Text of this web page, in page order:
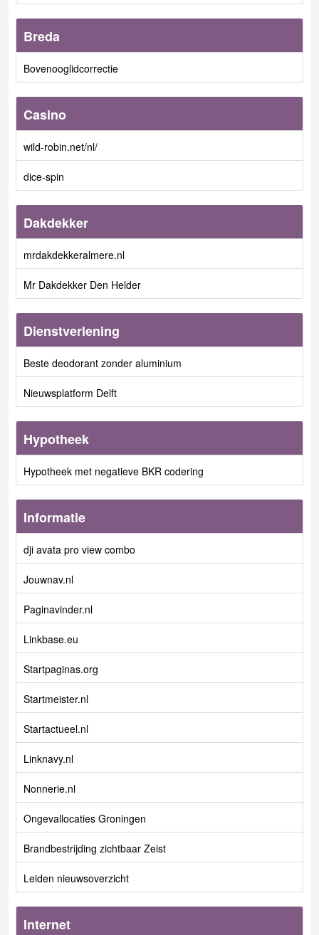
Breda
Bovenooglidcorrectie
Casino
wild-robin.net/nl/
dice-spin
Dakdekker
mrdakdekkeralmere.nl
Mr Dakdekker Den Helder
Dienstverlening
Beste deodorant zonder aluminium
Nieuwsplatform Delft
Hypotheek
Hypotheek met negatieve BKR codering
Informatie
dji avata pro view combo
Jouwnav.nl
Paginavinder.nl
Linkbase.eu
Startpaginas.org
Startmeister.nl
Startactueel.nl
Linknavy.nl
Nonnerie.nl
Ongevallocaties Groningen
Brandbestrijding zichtbaar Zeist
Leiden nieuwsoverzicht
Internet